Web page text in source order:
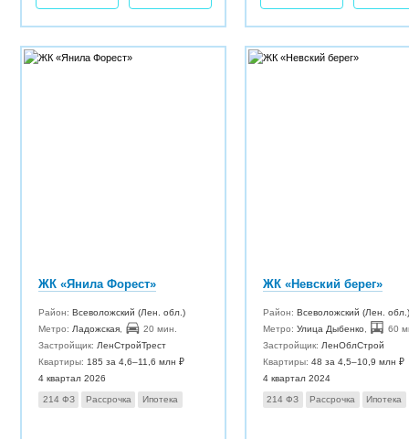
ЖК «Янила Форест»
Район:Всеволожский (Лен. обл.)
Метро: Ладожская
20 мин.
Застройщик: ЛенСтройТрест
Квартиры: 185 за 4,6–11,6 млн ₽
4 квартал 2026
214 ФЗ Рассрочка Ипотека
ЖК «Невский берег»
Район: Всеволожский (Лен. обл.)
Метро: Улица Дыбенко
60
Застройщик: ЛенОблСтрой
Квартиры: 48 за 4,5–10,9 млн ₽
4 квартал 2024
214 ФЗ Рассрочка Ипотека